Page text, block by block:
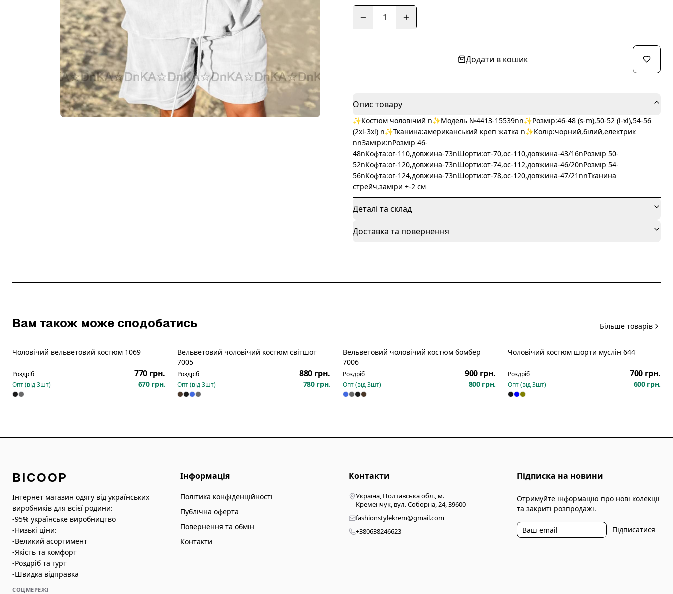
1
Додати в кошик
Опис товару
✨Костюм чоловічий n✨Модель №4413-15539nn✨Розмір:46-48 (s-m),50-52 (l-xl),54-56
(2xl-3xl) n✨Тканина:американський креп жатка n✨Колір:чорний,білий,електрик
nnЗаміри:nРозмір 46-
48nКофта:ог-110,довжина-73nШорти:от-70,ос-110,довжина-43/16nРозмір 50-
52nКофта:ог-120,довжина-73nШорти:от-74,ос-112,довжина-46/20nРозмір 54-
56nКофта:ог-124,довжина-73nШорти:от-78,ос-120,довжина-47/21nnТканина
стрейч,заміри +-2 см
Деталі та склад
Доставка та повернення
Вам також може сподобатись Більше товарів
Чоловічий вельветовий костюм 1069
Роздріб 770 грн.
Опт (від3шт) 670 грн.
Новинка
Вельветовий чоловічий костюм світшот
7005
Роздріб 880 грн.
Опт (від3шт) 780 грн.
Новинка
Вельветовий чоловічий костюм бомбер
7006
Роздріб 900 грн.
Опт (від3шт) 800 грн.
Чоловічий костюм шорти муслін 644
Роздріб 700 грн.
Опт (від3шт) 600 грн.
BICOOP
Інтернет магазин одягу від українських
виробників для всієї родини:
-95% українське виробництво
-Низькі ціни:
-Великий асортимент
-Якість та комфорт
-Роздріб та гурт
-Швидка відправка
СОЦМЕРЕЖІ
Інформація
Політика конфіденційності
Публічна оферта
Повернення та обмін
Контакти
Контакти
Україна, Полтавська обл., м.
Кременчук, вул. Соборна, 24, 39600
fashionstylekrem@gmail.com
+380638246623
Підписка на новини
Отримуйте інформацію про нові колекції
та закриті розпродажі.
Підписатися